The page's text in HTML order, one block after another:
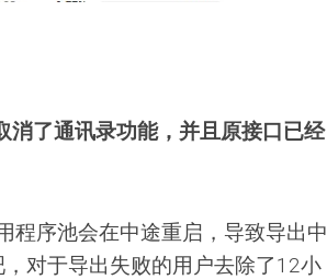
消了通讯录功能，并且原接口已经
程序池会在中途重启，导致导出中
对于导出失败的用户去除了12小